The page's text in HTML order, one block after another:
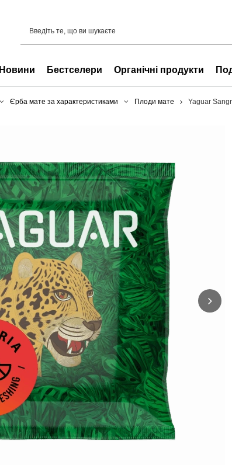
Новини Бестселери Органічні продукти
Єрба мате за характеристиками Плоди мате Yaguar